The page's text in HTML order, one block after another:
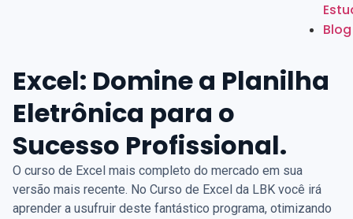
Blog
Excel: Domine a Planilha
Eletrônica para o
Sucesso Profissional.
O curso de Excel mais completo do mercado em sua
versão mais recente. No Curso de Excel da LBK você irá
aprender a usufruir deste fantástico programa, otimizando